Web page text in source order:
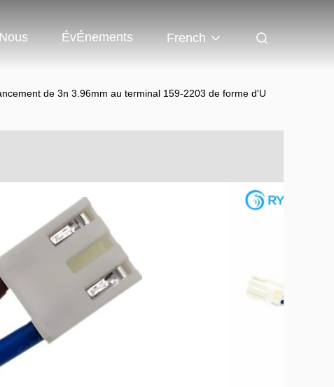
ÉvÉnements French
de 3n 3.96mm au terminal 159-2203 de forme d'U